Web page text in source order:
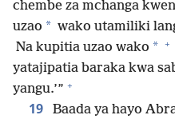
chembe za mchanga
uzao * wako utamiliki
Na kupitia uzao wako * +
yatajipatia baraka kwa
yangu.’” +
19
Baada ya hayo